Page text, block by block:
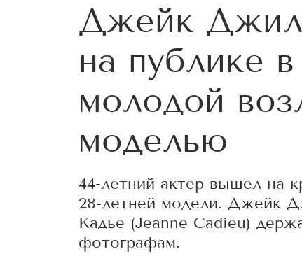
Джейк
на публике
молодой
моделью
44-летний актер вышел на
28-летней модели. Джейк
Кадье (Jeanne Cadieu)
фотографам.